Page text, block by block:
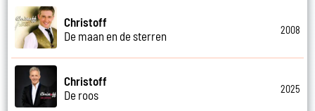
Christoff
De maan en de sterren
2008
Christoff
De roos
2025